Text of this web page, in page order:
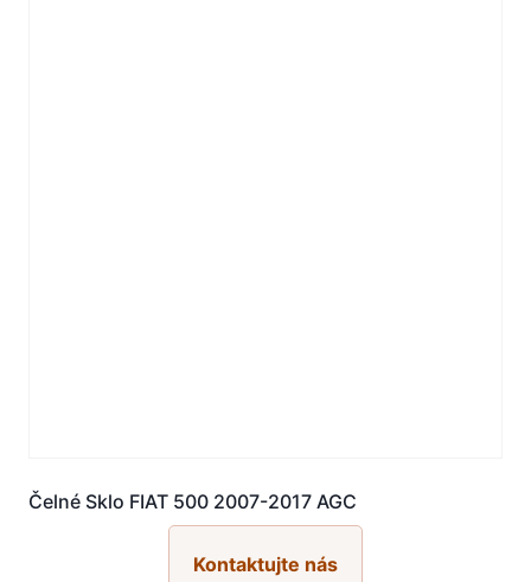
Čelné Sklo FIAT 500 2007-2017 AGC
Kontaktujte nás